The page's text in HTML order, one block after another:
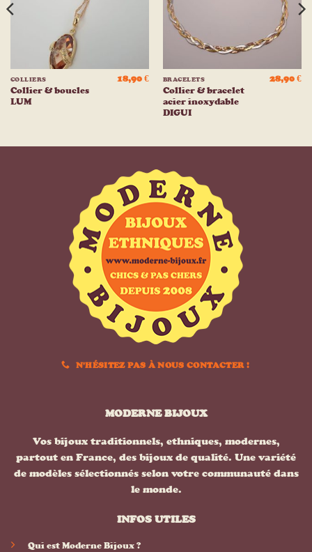
COLLIERS
Collier & boucles
LUM
18,90€ BRACELETS
Collier & bracelet
acier inoxydable
DIGUI
28,90€
N'HÉSITEZ PAS À NOUS CONTACTER !
MODERNE BIJOUX
Vos bijoux traditionnels, ethniques, modernes,
partout en France, des bijoux de qualité. Une variété
de modèles sélectionnés selon votre communauté dans
le monde.
INFOS UTILES
Qui est Moderne Bijoux ?